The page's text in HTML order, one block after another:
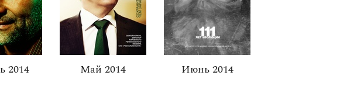
2014 Май 2014 Июнь 2014